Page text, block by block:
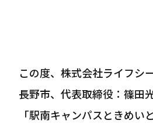
この度、株式会社ライフシ
長野市、代表取締役：篠田
「駅南キャンパスときめい